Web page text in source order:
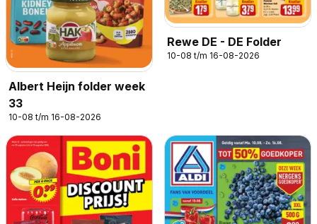
Albert Heijn folder week
33
10-08 t/m 16-08-2026
Rewe DE - DE Folder
10-08 t/m 16-08-2026